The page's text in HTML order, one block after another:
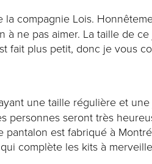
la compagnie Lois.
ne pas aimer. La taille de
fait plus petit, donc je vous
une taille régulière et
seront très
est fabriqué à
complète les kits à